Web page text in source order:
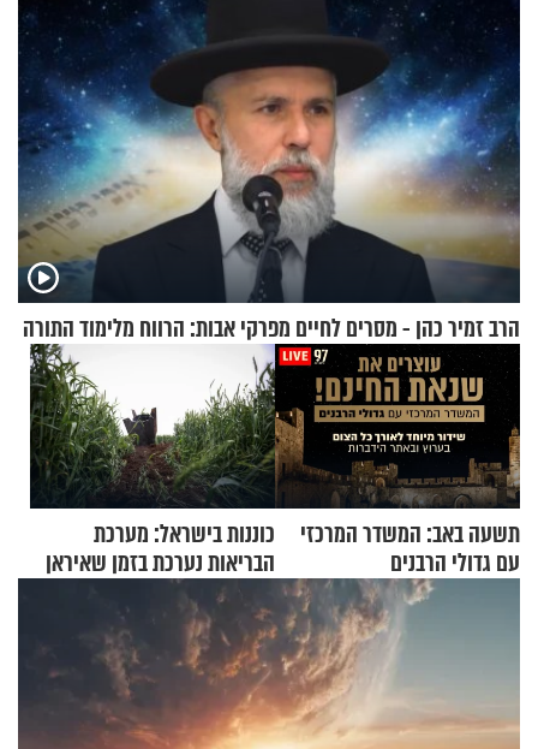
הרב זמיר כהן - מסרים לחיים מפרקי אבות: הרווח מלימוד התורה
תשעה באב: המשדר המרכזי
עם גדולי הרבנים
כוננות בישראל: מערכת
הבריאות נערכת בזמן שאיראן
מאיימת על הבריטים